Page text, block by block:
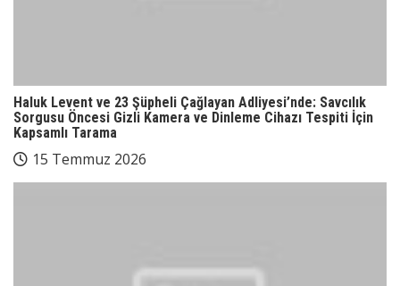
Haluk Levent ve 23 Şüpheli Çağlayan Adliyesi’nde: Savcılık
Sorgusu Öncesi Gizli Kamera ve Dinleme Cihazı Tespiti İçin
Kapsamlı Tarama
15 Temmuz 2026